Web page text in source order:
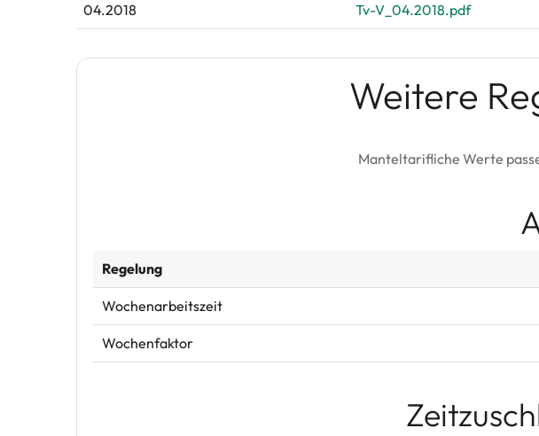
04.2018 Tv-V_04.2018.pdf
Weitere
Manteltarifliche Werte
Regelung
Wochenarbeitszeit
Wochenfaktor